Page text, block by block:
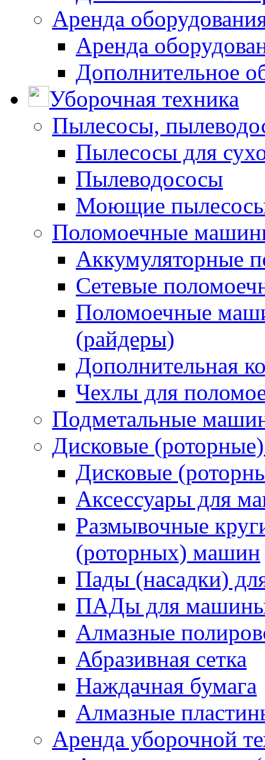
Аренда
Аренда
Дополнительное
Уборочная техника
Пылесосы,
Пылесосы для
Пылеводососы
Моющие пылесосы
Поломоечные
Аккумуляторные
Сетевые
Поломоечные
(райдеры)
Дополнительная
Чехлы для
Подметальные
Дисковые
Дисковые
Аксессуары для
Размывочные
(роторных) машин
Пады (насадки)
ПАДы для
Алмазные
Абразивная сетка
Наждачная бумага
Алмазные
Аренда уборочной